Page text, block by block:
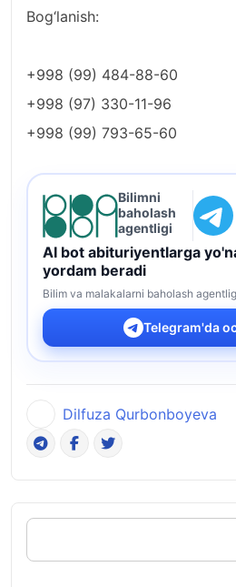
Bog‘lanish:
+998 (99) 484-88-60
+998 (97) 330-11-96
+998 (99) 793-65-60
Bilimni
baholash
agentligi
AI bot abituriyentlarga
yordam beradi
Bilim va malakalarni baholash
Telegram'da
Dilfuza Qurbonboyeva